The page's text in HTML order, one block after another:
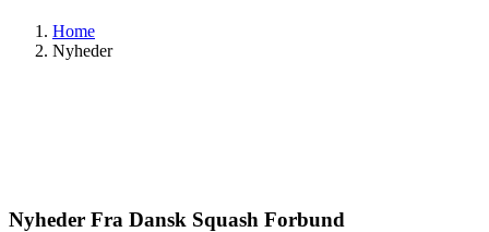
Home
Nyheder
Nyheder Fra Dansk Squash Forbund